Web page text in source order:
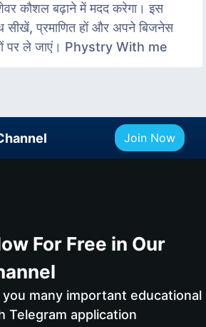
कौशल बढ़ाने में मदद करेगा। इस
सीखें, प्रमाणित हों और अपने बिजनेस
पर ले जाएं। Phystry With me
Join Now
For Free in Our
many important educational
Telegram application